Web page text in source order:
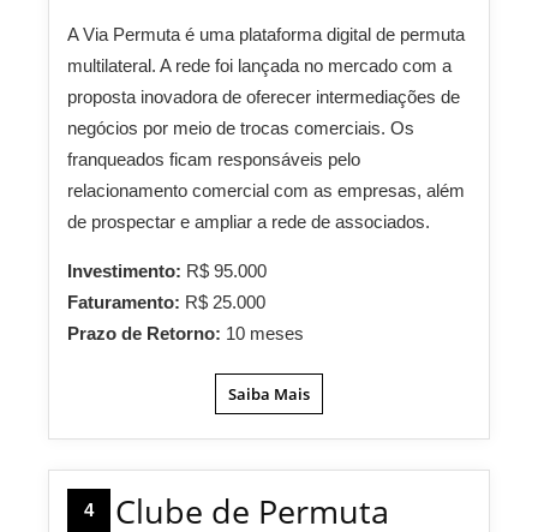
A Via Permuta é uma plataforma digital de permuta
multilateral. A rede foi lançada no mercado com a
proposta inovadora de oferecer intermediações de
negócios por meio de trocas comerciais. Os
franqueados ficam responsáveis pelo
relacionamento comercial com as empresas, além
de prospectar e ampliar a rede de associados.
Investimento: R$ 95.000
Faturamento: R$ 25.000
Prazo de Retorno: 10 meses
Saiba Mais
4 Clube de Permuta